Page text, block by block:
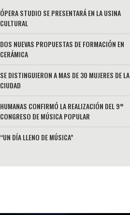
ÓPERA STUDIO SE PRESENTARÁ EN LA USINA
CULTURAL
DOS NUEVAS PROPUESTAS DE FORMACIÓN EN
CERÁMICA
SE DISTINGUIERON A MAS DE 30 MUJERES DE LA
CIUDAD
HUMANAS CONFIRMÓ LA REALIZACIÓN DEL 9°
CONGRESO DE MÚSICA POPULAR
“UN DÍA LLENO DE MÚSICA”